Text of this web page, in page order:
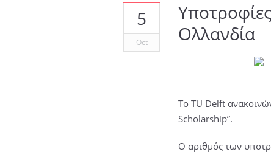
5
Oct
Ολλανδία
Το TU Delft
Scholarship”.
Ο αριθμός των